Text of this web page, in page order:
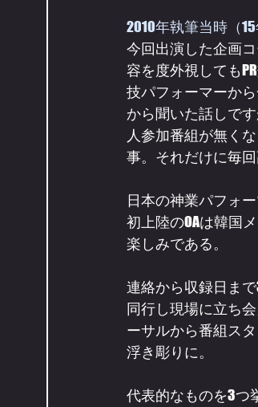
2010年執筆当時（
今回出演した企画
容を度外視しても
技パフォーマーか
から聞いた話しで
人参加番組が無く
事。それだけに毎
日本の神業パフォ
初上陸のOAは韓国
楽しみである。
連絡から収録日ま
同行し現場に立ち
ーサルから番組ス
浮き彫りに。
代表的なものを3つ